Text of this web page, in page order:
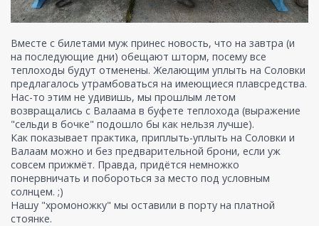
Вместе с билетами муж принес новость, что на завтра (и
на последующие дни) обещают шторм, посему все
теплоходы будут отменены. Желающим уплыть на Соловки
предлагалось утрамбоваться на имеющиеся плавсредства.
Нас-то этим не удивишь, мы прошлым летом
возвращались с Валаама в буфете теплохода (выражение
"сельди в бочке" подошло бы как нельзя лучше).
Как показывает практика, приплыть-уплыть на Соловки и
Валаам можно и без предварительной брони, если уж
совсем прижмёт. Правда, придётся немножко
понервничать и побороться за место под условным
солнцем. ;)
Нашу "хромоножку" мы оставили в порту на платной
стоянке.